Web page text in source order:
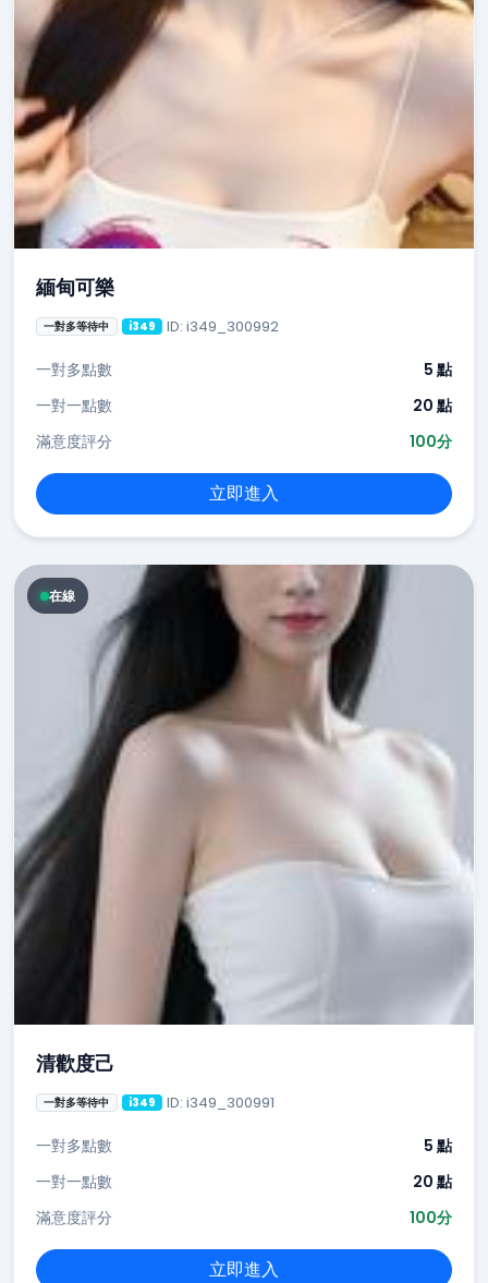
緬甸可樂
一對多等待中 i349 ID: i349_300992
一對多點數
5 點
一對一點數
20 點
滿意度評分
100分
立即進入
在線
清歡度己
一對多等待中 i349 ID: i349_300991
一對多點數
5 點
一對一點數
20 點
滿意度評分
100分
立即進入